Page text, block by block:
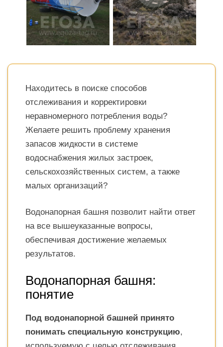
Находитесь в поиске способов
отслеживания и корректировки
неравномерного потребления воды?
Желаете решить проблему хранения
запасов жидкости в системе
водоснабжения жилых застроек,
сельскохозяйственных систем, а также
малых организаций?
Водонапорная башня позволит найти ответ
на все вышеуказанные вопросы,
обеспечивая достижение желаемых
результатов.
Водонапорная башня:
понятие
Под водонапорной башней принято
понимать специальную конструкцию,